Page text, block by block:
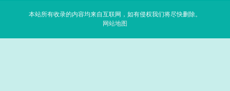
本站所有收录的内容均来自互联网，如有侵权我们将尽快删除。
网站地图